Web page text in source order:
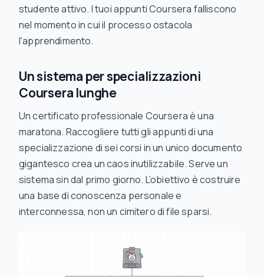
studente attivo. I tuoi appunti Coursera falliscono
nel momento in cui il processo ostacola
l'apprendimento.
Un sistema per specializzazioni
Coursera lunghe
Un certificato professionale Coursera è una
maratona. Raccogliere tutti gli appunti di una
specializzazione di sei corsi in un unico documento
gigantesco crea un caos inutilizzabile. Serve un
sistema sin dal primo giorno. L’obiettivo è costruire
una base di conoscenza personale e
interconnessa, non un cimitero di file sparsi.